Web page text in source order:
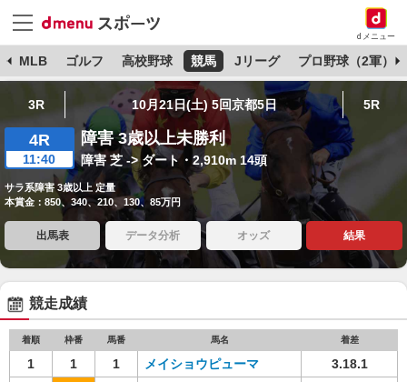
dメニュー
MLB ゴルフ 高校野球 競馬 Jリーグ プロ野球（2軍）
3R 10月21日(土) 5回京都5日 5R
4R
11:40
障害 3歳以上未勝利
障害 芝 -> ダート・2,910m 14頭
サラ系障害 3歳以上 定量
本賞金：850、340、210、130、85万円
出馬表 データ分析 オッズ 結果
競走成績
着順 枠番 馬番 馬名 着差
1 1 1 メイショウピューマ
3.18.1